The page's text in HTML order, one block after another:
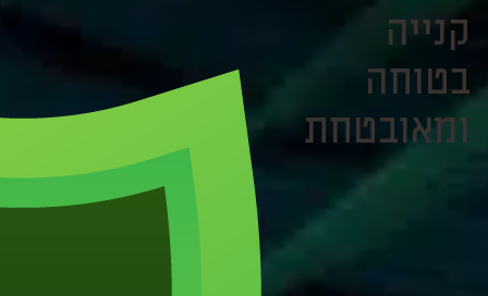
קנייה
בטוחה
ומאובטחת